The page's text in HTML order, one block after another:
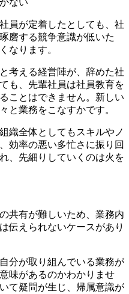
ない
員が定着したとしても、社
磨する競争意識が低いた
なります。
考える経営陣が、辞めた社
も、先輩社員は社員教育を
ことはできません。新しい
と業務をこなすかです。
織全体としてもスキルやノ
効率の悪い多忙さに振り回
、先細りしていくのは火を
共有が難しいため、業務内
伝えられないケースがあり
分が取り組んでいる業務が
味があるのかわかりませ
て疑問が生じ、帰属意識が